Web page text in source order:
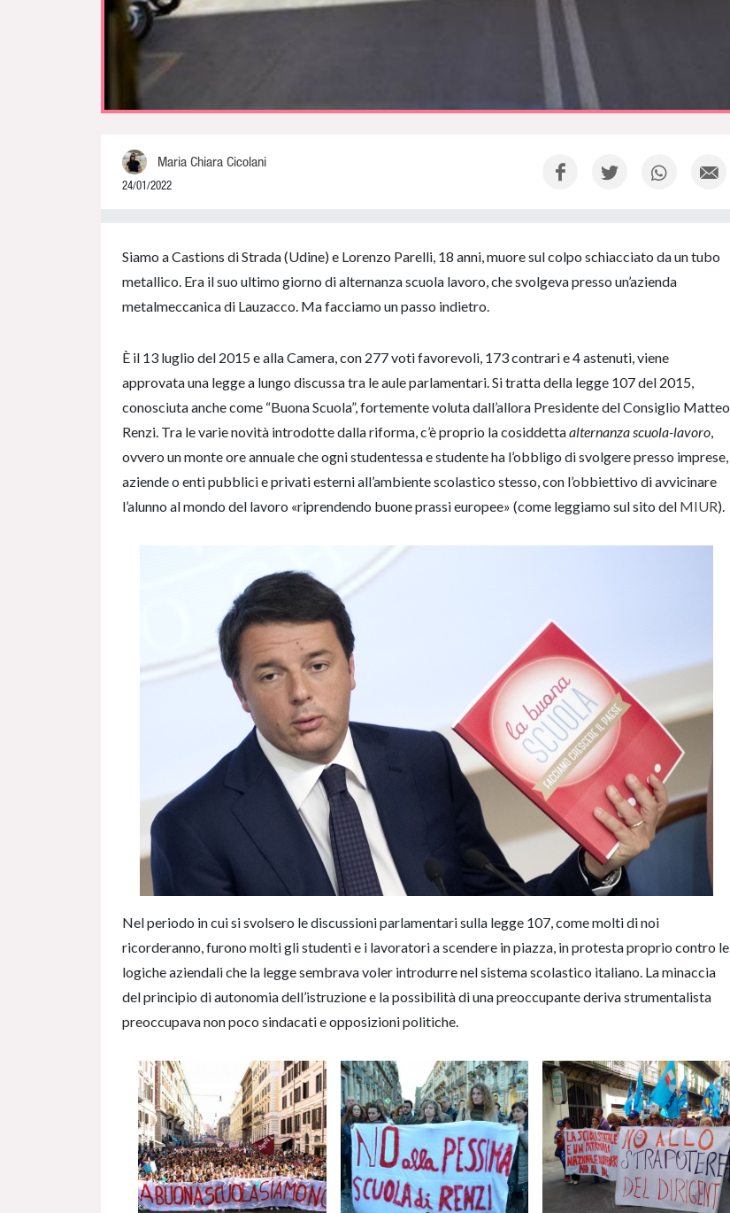
Maria Chiara Cicolani
24/01/2022
Siamo a Castions di Strada (Udine) e Lorenzo Parelli, 18 anni, muore sul colpo schiacciato da un tubo
metallico. Era il suo ultimo giorno di alternanza scuola lavoro, che svolgeva presso un’azienda
metalmeccanica di Lauzacco. Ma facciamo un passo indietro.
È il 13 luglio del 2015 e alla Camera, con 277 voti favorevoli, 173 contrari e 4 astenuti, viene
approvata una legge a lungo discussa tra le aule parlamentari. Si tratta della legge 107 del 2015,
conosciuta anche come “Buona Scuola”, fortemente voluta dall’allora Presidente del Consiglio Matteo
Renzi. Tra le varie novità introdotte dalla riforma, c’è proprio la cosiddettaalternanza scuola-lavoro,
ovvero un monte ore annuale che ogni studentessa e studente ha l’obbligo di svolgere presso imprese,
aziende o enti pubblici e privati esterni all’ambiente scolastico stesso, con l’obbiettivo di avvicinare
l’alunno al mondo del lavoro «riprendendo buone prassi europee» (come leggiamo sul sito del MIUR).
Nel periodo in cui si svolsero le discussioni parlamentari sulla legge 107, come molti di noi
ricorderanno, furono molti gli studenti e i lavoratori a scendere in piazza, in protesta proprio contro le
logiche aziendali che la legge sembrava voler introdurre nel sistema scolastico italiano. La minaccia
del principio di autonomia dell’istruzione e la possibilità di una preoccupante deriva strumentalista
preoccupava non poco sindacati e opposizioni politiche.